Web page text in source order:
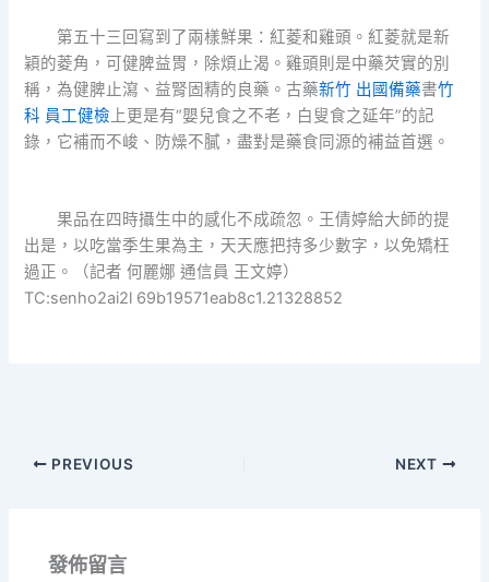
第五十三回寫到了兩樣鮮果：紅菱和雞頭。紅菱就是新
穎的菱角，可健脾益胃，除煩止渴。雞頭則是中藥芡實的別
稱，為健脾止瀉、益腎固精的良藥。古藥新竹 出國備藥書竹
科 員工健檢 上更是有“嬰兒食之不老，白叟食之延年”的記
錄，它補而不峻、防燥不膩，盡對是藥食同源的補益首選。
果品在四時攝生中的感化不成疏忽。王倩婷給大師的提
出是，以吃當季生果為主，天天應把持多少數字，以免矯枉
過正。（記者 何麗娜 通信員 王文婷）
TC:senho2ai2l 69b19571eab8c1.21328852
PREVIOUS NEXT
發佈留言